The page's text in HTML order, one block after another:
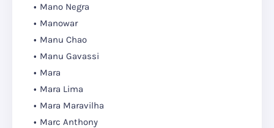
Mano Negra
Manowar
Manu Chao
Manu Gavassi
Mara
Mara Lima
Mara Maravilha
Marc Anthony